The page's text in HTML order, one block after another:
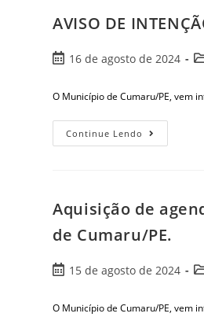
AVISO DE
16 de agosto de 2024
O Município de Cumaru/PE, vem
Continue Lendo
Aquisição de
de Cumaru/PE.
15 de agosto de 2024
O Município de Cumaru/PE, vem